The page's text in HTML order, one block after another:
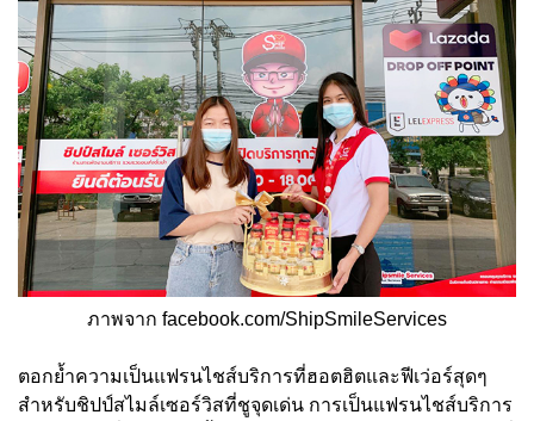
ภาพจาก facebook.com/ShipSmileServices
ตอกย้ำความเป็นแฟรนไชส์บริการที่ฮอตฮิตและฟีเว่อร์สุดๆ
สำหรับชิปป์สไมล์เซอร์วิสที่ชูจุดเด่น การเป็นแฟรนไชส์บริการ